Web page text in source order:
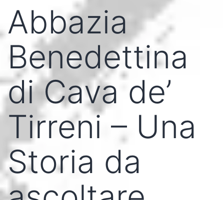
Abbazia
Benedettina
di Cava de’
Tirreni – Una
Storia da